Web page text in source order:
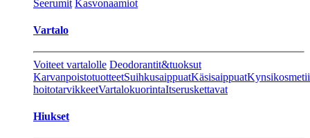
Seerumit Kasvonaamiot
Vartalo
Voiteet vartalolle Deodorantit&tuoksut
KarvanpoistotuotteetSuihkusaippuatKäsisaippuat
hoitotarvikkeetVartalokuorintaItseruskettavat
Hiukset